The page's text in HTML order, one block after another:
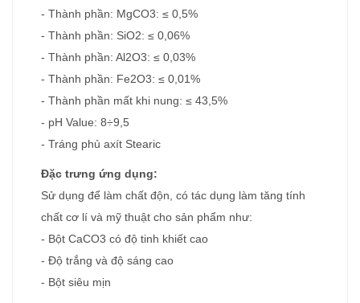
- Thành phần: MgCO3: ≤ 0,5%
- Thành phần: SiO2: ≤ 0,06%
- Thành phần: Al2O3: ≤ 0,03%
- Thành phần: Fe2O3: ≤ 0,01%
- Thành phần mất khi nung: ≤ 43,5%
- pH Value: 8÷9,5
- Tráng phủ axít Stearic
Đặc trưng ứng dụng:
Sử dụng để làm chất độn, có tác dụng làm tăng tính
chất cơ lí và mỹ thuật cho sản phẩm như:
- Bột CaCO3 có độ tinh khiết cao
- Độ trắng và độ sáng cao
- Bột siêu mịn